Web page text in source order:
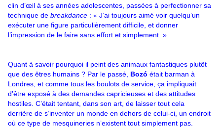
clin d’œil à ses années adolescentes, passées à perfectionner sa
technique de breakdance : « J’ai toujours aimé voir quelqu’un
exécuter une figure particulièrement difficile, et donner
l’impression de le faire sans effort et simplement. »
Quant à savoir pourquoi il peint des animaux fantastiques plutôt
que des êtres humains ? Par le passé, Bozó était barman à
Londres, et comme tous les boulots de service, ça impliquait
d’être exposé à des demandes capricieuses et des attitudes
hostiles. C’était tentant, dans son art, de laisser tout cela
derrière de s’inventer un monde en dehors de celui-ci, un endroit
où ce type de mesquineries n’existent tout simplement pas.